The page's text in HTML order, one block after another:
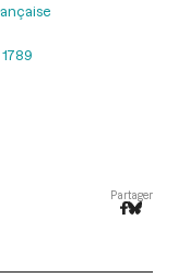
Partager